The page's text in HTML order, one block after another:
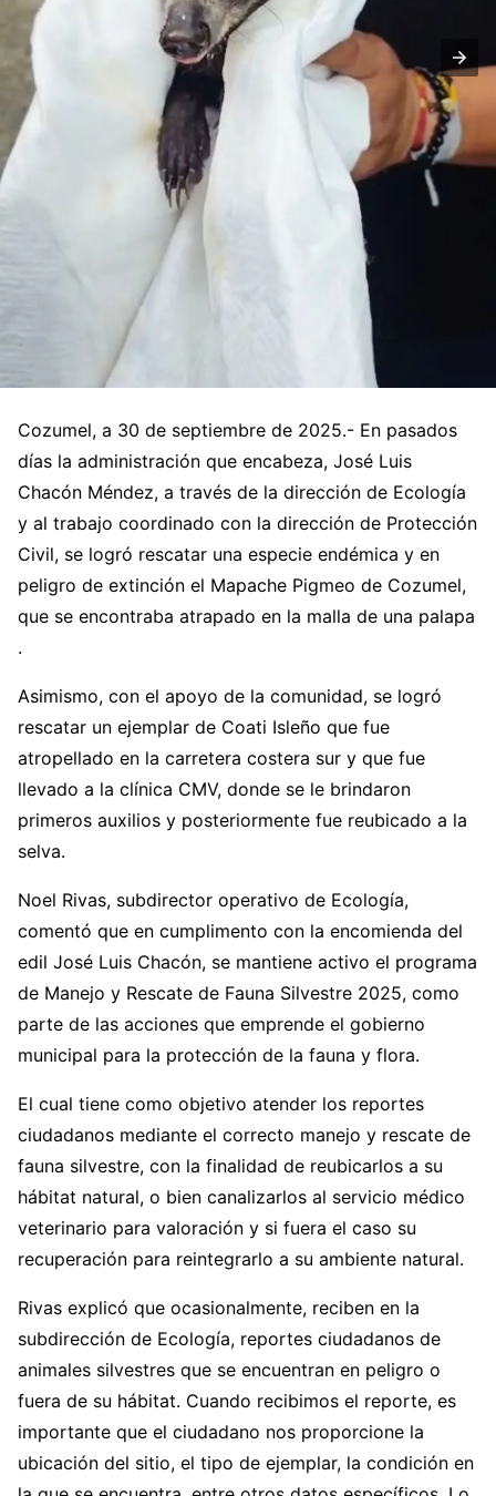
Cozumel, a 30 de septiembre de 2025.- En pasados
días la administración que encabeza, José Luis
Chacón Méndez, a través de la dirección de Ecología
y al trabajo coordinado con la dirección de Protección
Civil, se logró rescatar una especie endémica y en
peligro de extinción el Mapache Pigmeo de Cozumel,
que se encontraba atrapado en la malla de una palapa
.
Asimismo, con el apoyo de la comunidad, se logró
rescatar un ejemplar de Coati Isleño que fue
atropellado en la carretera costera sur y que fue
llevado a la clínica CMV, donde se le brindaron
primeros auxilios y posteriormente fue reubicado a la
selva.
Noel Rivas, subdirector operativo de Ecología,
comentó que en cumplimento con la encomienda del
edil José Luis Chacón, se mantiene activo el programa
de Manejo y Rescate de Fauna Silvestre 2025, como
parte de las acciones que emprende el gobierno
municipal para la protección de la fauna y flora.
El cual tiene como objetivo atender los reportes
ciudadanos mediante el correcto manejo y rescate de
fauna silvestre, con la finalidad de reubicarlos a su
hábitat natural, o bien canalizarlos al servicio médico
veterinario para valoración y si fuera el caso su
recuperación para reintegrarlo a su ambiente natural.
Rivas explicó que ocasionalmente, reciben en la
subdirección de Ecología, reportes ciudadanos de
animales silvestres que se encuentran en peligro o
fuera de su hábitat. Cuando recibimos el reporte, es
importante que el ciudadano nos proporcione la
ubicación del sitio, el tipo de ejemplar, la condición en